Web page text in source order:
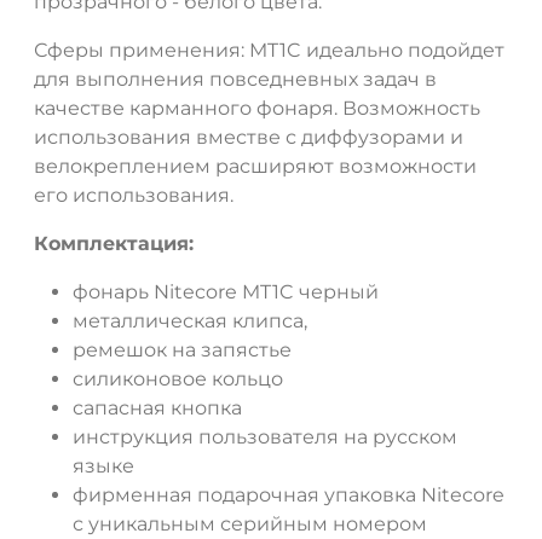
Сферы применения: MT1C идеально подойдет
для выполнения повседневных задач в
качестве карманного фонаря. Возможность
использования вместве с диффузорами и
велокреплением расширяют возможности
его использования.
Комплектация:
фонарь Nitecore MT1C черный
металлическая клипса,
ремешок на запястье
силиконовое кольцо
сапасная кнопка
инструкция пользователя на русском
языке
фирменная подарочная упаковка Nitecore
с уникальным серийным номером